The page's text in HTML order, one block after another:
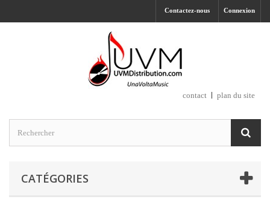
Connexion
Contactez-nous
contact plan du site
CATÉGORIES